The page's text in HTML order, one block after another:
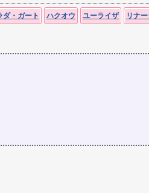
ダ・ガート ハクオウ ユーライザ リナ